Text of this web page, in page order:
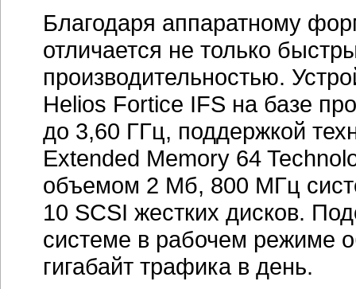
Благодаря аппаратному
отличается не только
производительностью.
Helios Fortice IFS на базе
до 3,60 ГГц, поддержкой
Extended Memory 64
объемом 2 Мб, 800 МГц
10 SCSI жестких дисков.
системе в рабочем режиме
гигабайт трафика в день.